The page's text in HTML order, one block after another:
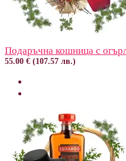
Подаръчна кошница с
55.00 € (107.57 лв.)